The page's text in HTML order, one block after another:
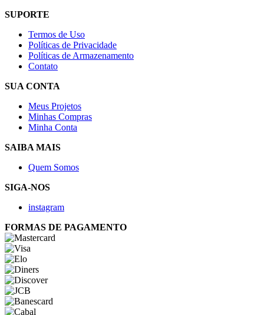
SUPORTE
Termos de Uso
Políticas de Privacidade
Políticas de Armazenamento
Contato
SUA CONTA
Meus Projetos
Minhas Compras
Minha Conta
SAIBA MAIS
Quem Somos
SIGA-NOS
instagram
FORMAS DE PAGAMENTO